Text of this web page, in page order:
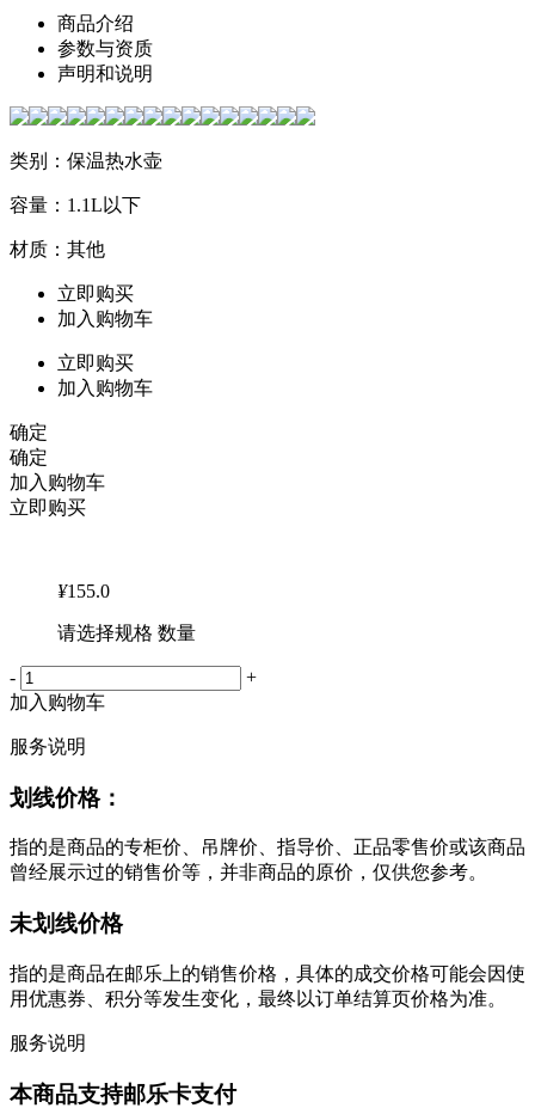
商品介绍
参数与资质
声明和说明
类别：保温热水壶
容量：1.1L以下
材质：其他
立即购买
加入购物车
立即购买
加入购物车
确定
确定
加入购物车
立即购买
¥155.0
请选择规格 数量
-
+
加入购物车
服务说明
划线价格：
指的是商品的专柜价、吊牌价、指导价、正品零售价或该商品
曾经展示过的销售价等，并非商品的原价，仅供您参考。
未划线价格
指的是商品在邮乐上的销售价格，具体的成交价格可能会因使
用优惠券、积分等发生变化，最终以订单结算页价格为准。
服务说明
本商品支持邮乐卡支付